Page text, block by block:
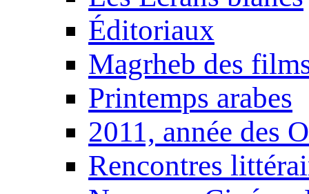
Éditoriaux
Magrheb des
Printemps arabes
2011, année des
Rencontres